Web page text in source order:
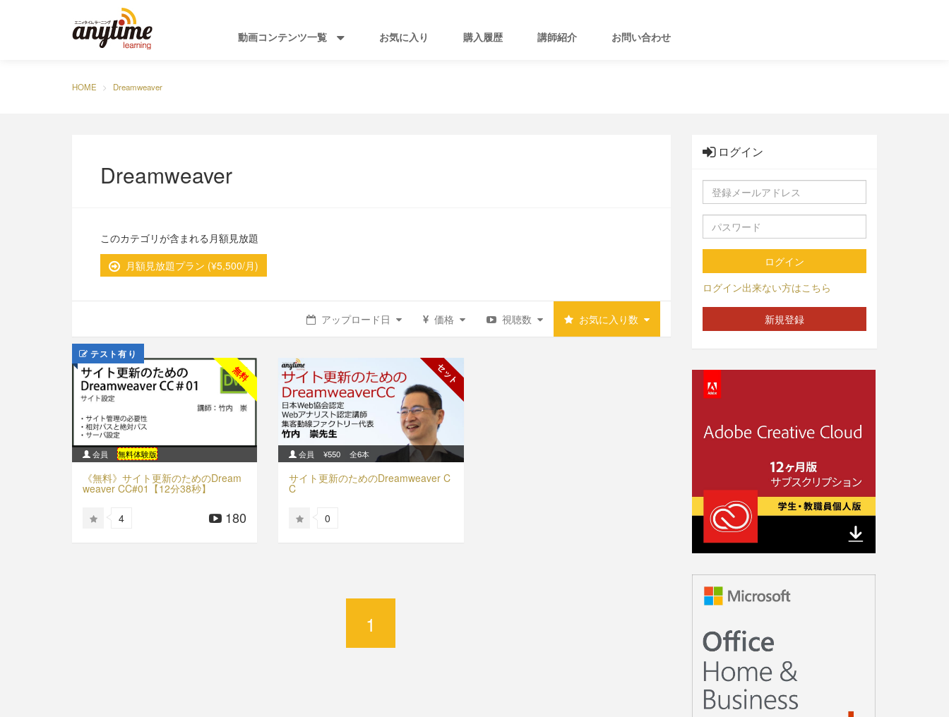
動画コンテンツ一覧 お気に入り 購入履歴 講師紹介 お問い合わせ
HOME Dreamweaver
Dreamweaver
このカテゴリが含まれる月額見放題
月額見放題プラン (¥5,500/月)
アップロード日 価格 視聴数 お気に入り数
テスト有り
無料
会員 無料体験版
《無料》サイト更新のためのDream
weaver CC#01【12分38秒】
4 180
セット
会員 ¥550 全6本
サイト更新のためのDreamweaver C
C
0
1
ログイン
ログイン
ログイン出来ない方はこちら
新規登録